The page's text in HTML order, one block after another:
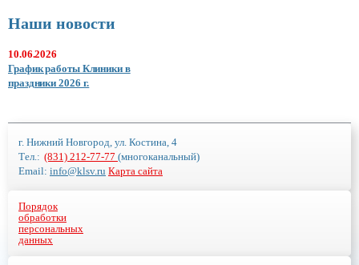
Наши новости
10.06.2026
График работы Клиники в
праздники 2026 г.
г. Нижний Новгород, ул. Костина, 4
Тел.: (831) 212-77-77 (многоканальный)
Email: info@klsv.ru Карта сайта
Порядок
обработки
персональных
данных